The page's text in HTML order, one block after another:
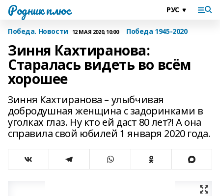
Родник плюс
Победа. Новости 12 МАЯ 2020, 10:00 Победа 1945-2020
Зиння Кахтиранова:
Старалась видеть во всём
хорошее
Зиння Кахтиранова – улыбчивая
добродушная женщина с задоринками в
уголках глаз. Ну кто ей даст 80 лет?! А она
справила свой юбилей 1 января 2020 года.